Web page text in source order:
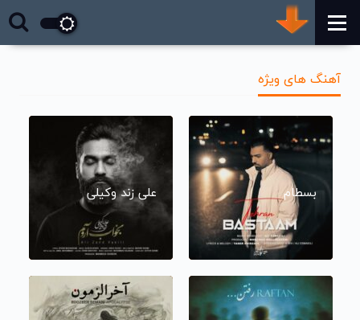
آهنگ های ویژه
بسطام علی زند وکیلی